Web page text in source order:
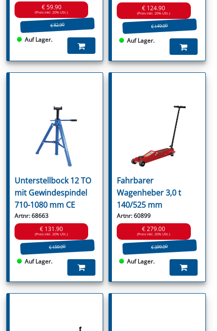
€ 59.90
(Preis inkl. 20% USt.)
€ 82.90
Auf Lager.
€ 124.90
(Preis inkl. 20% USt.)
€ 149.00
Auf Lager.
Unterstellbock 12 TO
mit Gewindespindel
710-1080 mm CE
Artnr: 68663
€ 131.90
(Preis inkl. 20% USt.)
€ 159.00
Auf Lager.
Fahrbarer
Wagenheber 3,0 t
140/525 mm
Artnr: 60899
€ 279.00
(Preis inkl. 20% USt.)
€ 399.00
Auf Lager.